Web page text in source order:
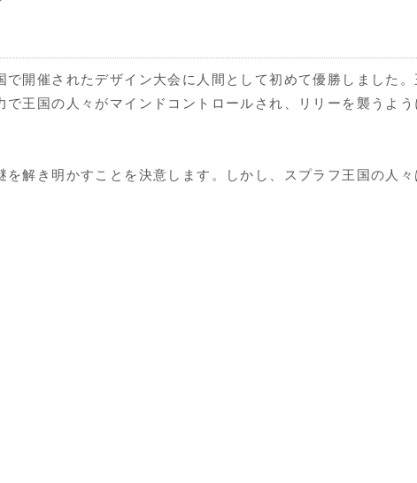
開催されたデザイン大会に人間として初めて優勝しました
王国の人々がマインドコントロールされ、リリーを襲うよ
解き明かすことを決意します。しかし、スプラフ王国の人